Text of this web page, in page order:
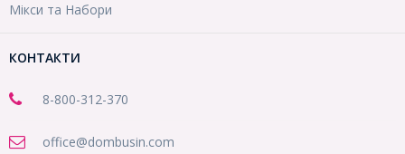
Мікси та Набори
КОНТАКТИ
8-800-312-370
office@dombusin.com